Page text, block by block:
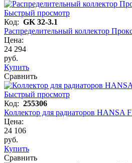
Быстрый просмотр
Код: GK 32-3.1
Распределительный коллектор
Цена:
24 294
руб.
Купить
Сравнить
Быстрый просмотр
Код: 255306
Коллектор для радиаторов HANSA
Цена:
24 106
руб.
Купить
Сравнить